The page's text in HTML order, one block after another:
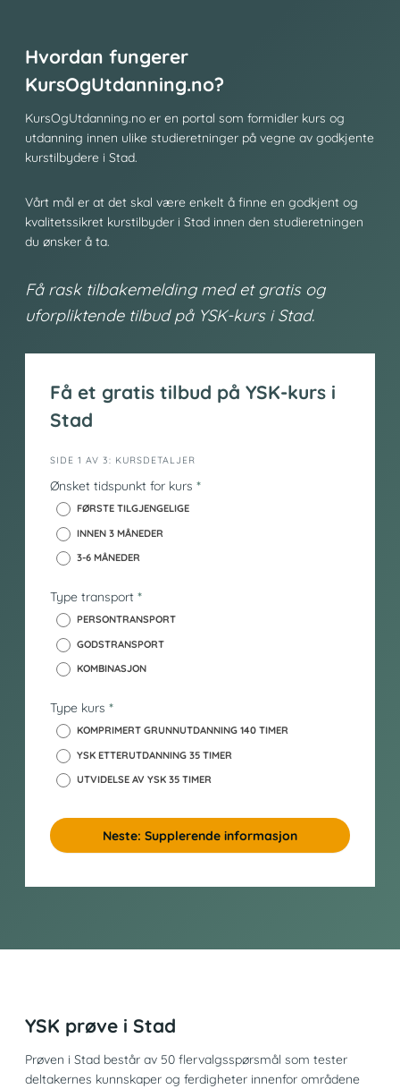
Hvordan fungerer
KursOgUtdanning.no?
KursOgUtdanning.no er en portal som formidler kurs og
utdanning innen ulike studieretninger på vegne av godkjente
kurstilbydere i Stad.
Vårt mål er at det skal være enkelt å finne en godkjent og
kvalitetssikret kurstilbyder i Stad innen den studieretningen
du ønsker å ta.
Få rask tilbakemelding med et gratis og
uforpliktende tilbud på YSK-kurs i Stad.
Få et gratis tilbud på YSK-kurs i
Stad
i
n
o
_
SIDE 1 AV 3: KURSDETALJER
Ønsket tidspunkt for kurs *
FØRSTE TILGJENGELIGE
INNEN 3 MÅNEDER
3-6 MÅNEDER
Type transport *
PERSONTRANSPORT
GODSTRANSPORT
KOMBINASJON
Type kurs *
KOMPRIMERT GRUNNUTDANNING 140 TIMER
YSK ETTERUTDANNING 35 TIMER
UTVIDELSE AV YSK 35 TIMER
Neste: Supplerende informasjon
YSK prøve i Stad
Prøven i Stad består av 50 flervalgsspørsmål som tester
deltakernes kunnskaper og ferdigheter innenfor områdene